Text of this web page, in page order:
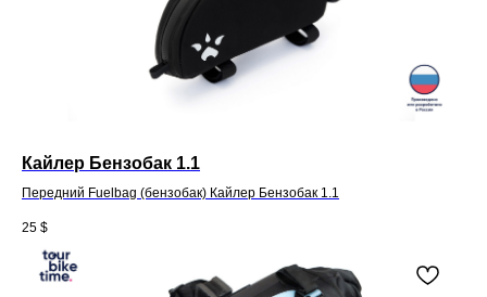
Кайлер Бензобак 1.1
Передний Fuelbag (бензобак) Кайлер Бензобак 1.1
25 $